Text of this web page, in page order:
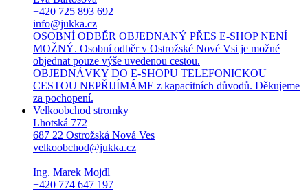
+420 725 893 692
info@jukka.cz
OSOBNÍ ODBĚR OBJEDNANÝ PŘES E-SHOP NENÍ
MOŽNÝ. Osobní odběr v Ostrožské Nové Vsi je možné
objednat pouze výše uvedenou cestou.
OBJEDNÁVKY DO E-SHOPU TELEFONICKOU
CESTOU NEPŘIJÍMÁME z kapacitních důvodů. Děkujeme
za pochopení.
Velkoobchod stromky
Lhotská 772
687 22 Ostrožská Nová Ves
velkoobchod@jukka.cz
Ing. Marek Mojdl
+420 774 647 197